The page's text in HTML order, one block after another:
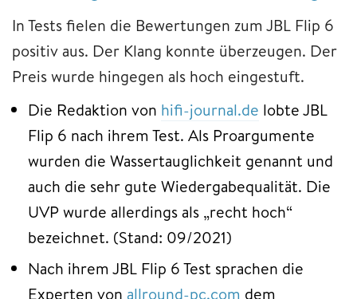
In Tests fielen die Bewertungen zum JBL Flip 6
positiv aus. Der Klang konnte überzeugen. Der
Preis wurde hingegen als hoch eingestuft.
Die Redaktion von hifi-journal.de lobte JBL
Flip 6 nach ihrem Test. Als Proargumente
wurden die Wassertauglichkeit genannt und
auch die sehr gute Wiedergabequalität. Die
UVP wurde allerdings als „recht hoch“
bezeichnet. (Stand: 09/2021)
Nach ihrem JBL Flip 6 Test sprachen die
Experten von allround-pc.com dem